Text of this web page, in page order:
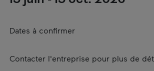
Dates à confirmer
Contacter l'entreprise pour plus de